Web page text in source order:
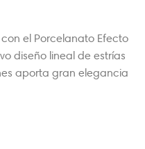
el Porcelanato Efecto
diseño lineal de estrías
aporta gran elegancia